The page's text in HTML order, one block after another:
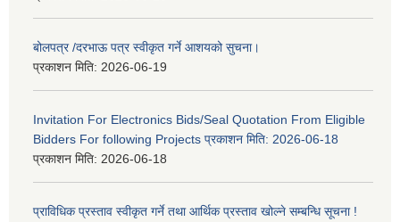
बोलपत्र /दरभाऊ पत्र स्वीकृत गर्ने आशयको सुचना।
प्रकाशन मिति: 2026-06-19
Invitation For Electronics Bids/Seal Quotation From Eligible
Bidders For following Projects प्रकाशन मिति: 2026-06-18
प्रकाशन मिति: 2026-06-18
प्राविधिक प्रस्ताव स्वीकृत गर्ने तथा आर्थिक प्रस्ताव खोल्ने सम्बन्धि सूचना !